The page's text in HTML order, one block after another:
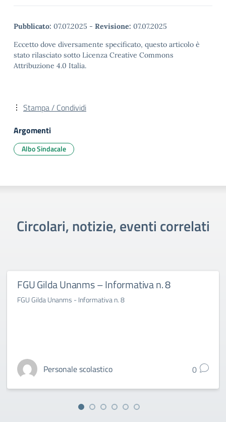
Pubblicato: 07.07.2025 - Revisione: 07.07.2025
Eccetto dove diversamente specificato, questo articolo è
stato rilasciato sotto Licenza Creative Commons
Attribuzione 4.0 Italia.
Stampa / Condividi
Argomenti
Albo Sindacale
Circolari, notizie, eventi correlati
FGU Gilda Unanms – Informativa n. 8
FGU Gilda Unanms - Informativa n. 8
Personale scolastico 0